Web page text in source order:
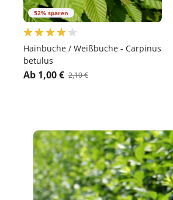
52% sparen
Hainbuche / Weißbuche - Carpinus
betulus
Ab 1,00 € 2,10 €